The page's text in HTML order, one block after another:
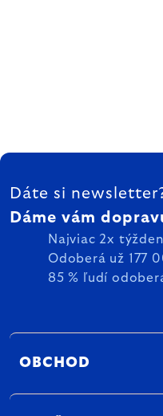
ZÁPÄTIE
Dáte si
Dáme vám
Najviac 2x
Odoberá už 177
85 % ľudí
OBCHOD